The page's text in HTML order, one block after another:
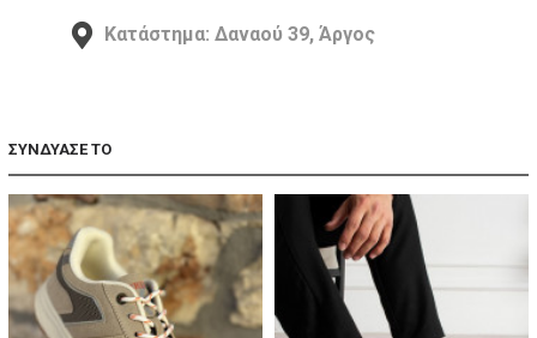
Κατάστημα: Δαναού 39, Άργος
ΣΥΝΔΥΑΣΕ ΤΟ